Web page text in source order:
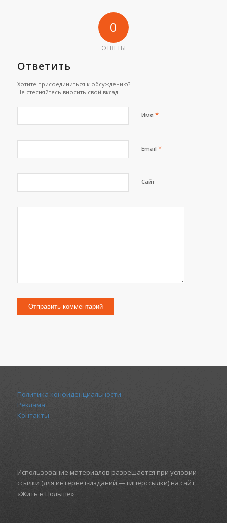
0
ОТВЕТЫ
Ответить
Хотите присоединиться к обсуждению?
Не стесняйтесь вносить свой вклад!
Имя *
Email *
Сайт
Политика конфиденциальности
Реклама
Контакты
Использование материалов разрешается при условии
ссылки (для интернет-изданий — гиперссылки) на сайт
«Жить в Польше»